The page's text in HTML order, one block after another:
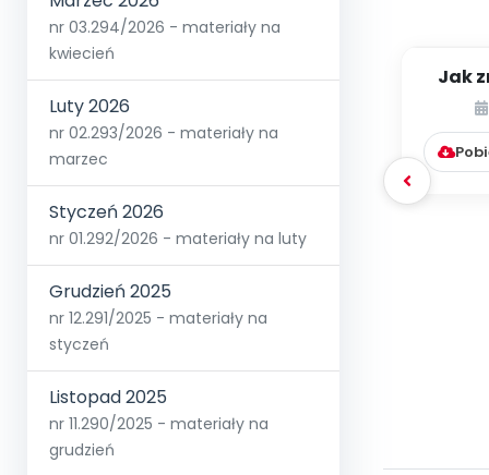
nr 03.294/2026 - materiały na
kwiecień
Luty 2026
nr 02.293/2026 - materiały na
marzec
Styczeń 2026
nr 01.292/2026 - materiały na luty
Grudzień 2025
nr 12.291/2025 - materiały na
styczeń
Listopad 2025
nr 11.290/2025 - materiały na
grudzień
Jak
Jak